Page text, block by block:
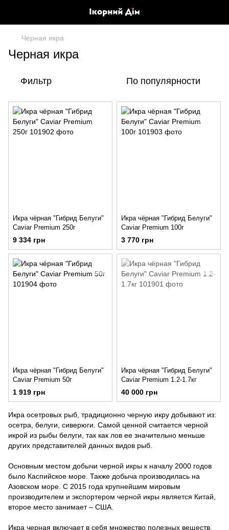
Черная икра
Черная икра
Фильтр По популярности
Икра чёрная "Гибрид Белуги"
Caviar Premium 250г
9 334 грн
Икра чёрная "Гибрид Белуги"
Caviar Premium 100г
3 770 грн
Икра чёрная "Гибрид Белуги"
Caviar Premium 50г
1 919 грн
Икра чёрная "Гибрид Белуги"
Caviar Premium 1.2-1.7кг
40 000 грн
Икра осетровых рыб, традиционно черную икру добывают из:
осетра, белуги, сиверюги. Самой ценной считается черной
икрой из рыбы белуги, так как лов ее значительно меньше
других представителей данных видов рыб.
Основным местом добычи черной икры к началу 2000 годов
было Каспийское море. Также добыча производилась на
Азовском море. С 2015 года крупнейшим мировым
производителем и экспортером черной икры является Китай,
второе место занимает – США.
Икра черная включает в себя множество полезных веществ,